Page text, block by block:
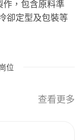
，包含原料準
卻定型及包裝等
穩定。
與食安規範執行
，準時交付新鮮
位
查看更多